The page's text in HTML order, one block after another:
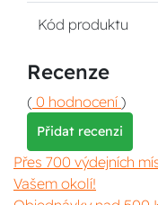
Kód produktu
Recenze
( 0 hodnocení )
Přidat recenzi
Přes 700 výdejních
Vašem okolí!